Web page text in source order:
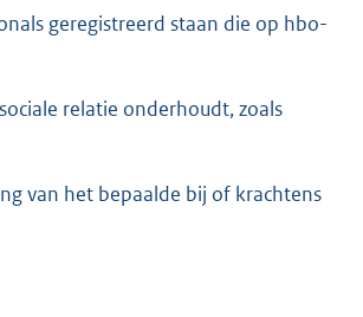
geregistreerd staan die op hbo-
relatie onderhoudt, zoals
van het bepaalde bij of krachtens